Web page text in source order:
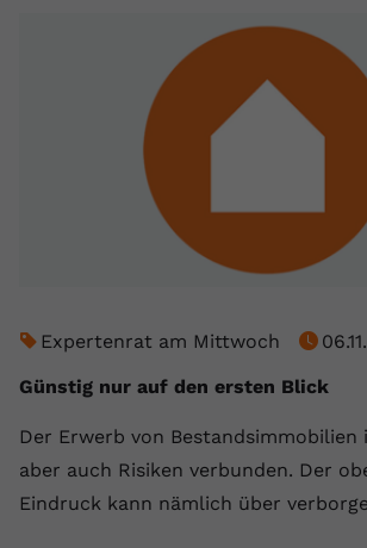
Expertenrat am Mittwoch
Günstig nur auf den ersten Blick
Der Erwerb von Bestandsimmobilien
aber auch Risiken verbunden. Der
Eindruck kann nämlich über